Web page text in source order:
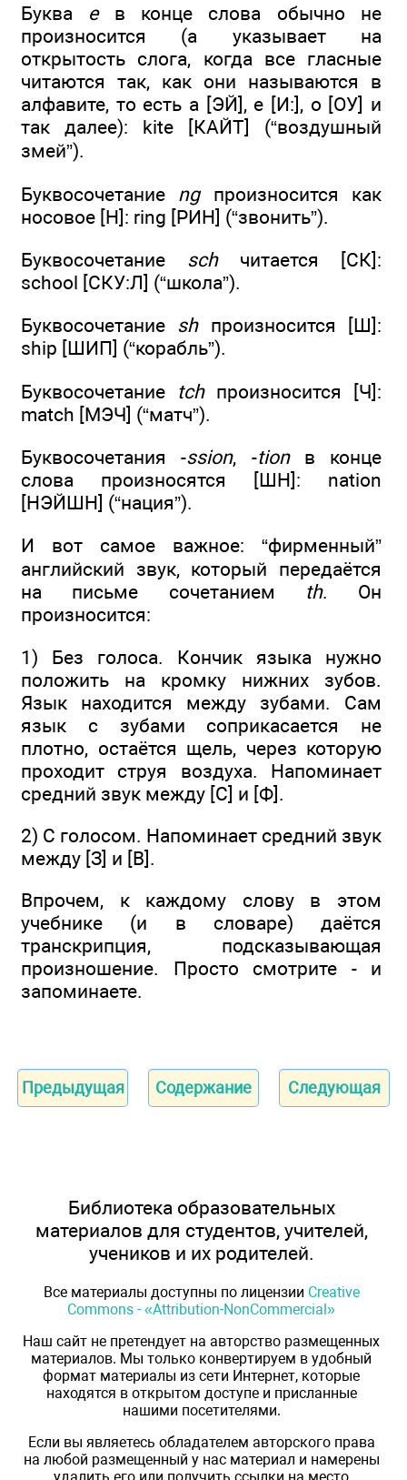
Буква ев конце слова обычно не
произносится (а указывает на
открытость слога, когда все гласные
читаются так, как они называются в
алфавите, то есть а [ЭЙ], e [И:], о [ОУ] и
так далее): kite [КАЙТ] (“воздушный
змей”).
Буквосочетание ngпроизносится как
носовое [Н]: ring [РИН] (“звонить”).
Буквосочетание schчитается [СК]:
school [СКУ:Л] (“школа”).
Буквосочетание shпроизносится [Ш]:
ship [ШИП] (“корабль”).
Буквосочетание tchпроизносится [Ч]:
match [МЭЧ] (“матч”).
Буквосочетания -ssion, -tionв конце
слова произносятся [ШН]: nation
[НЭЙШН] (“нация”).
И вот самое важное: “фирменный”
английский звук, который передаётся
на письме сочетанием th. Он
произносится:
1) Без голоса. Кончик языка нужно
положить на кромку нижних зубов.
Язык находится между зубами. Сам
язык с зубами соприкасается не
плотно, остаётся щель, через которую
проходит струя воздуха. Напоминает
средний звук между [С] и [Ф].
2) С голосом. Напоминает средний звук
между [З] и [В].
Впрочем, к каждому слову в этом
учебнике (и в словаре) даётся
транскрипция, подсказывающая
произношение. Просто смотрите - и
запоминаете.
Предыдущая Содержание Следующая
Библиотека образовательных
материалов для студентов, учителей,
учеников и их родителей.
Все материалы доступны по лицензии Creative
Commons - «Attribution-NonCommercial»
Наш сайт не претендует на авторство размещенных
материалов. Мы только конвертируем в удобный
формат материалы из сети Интернет, которые
находятся в открытом доступе и присланные
нашими посетителями.
Если вы являетесь обладателем авторского права
на любой размещенный у нас материал и намерены